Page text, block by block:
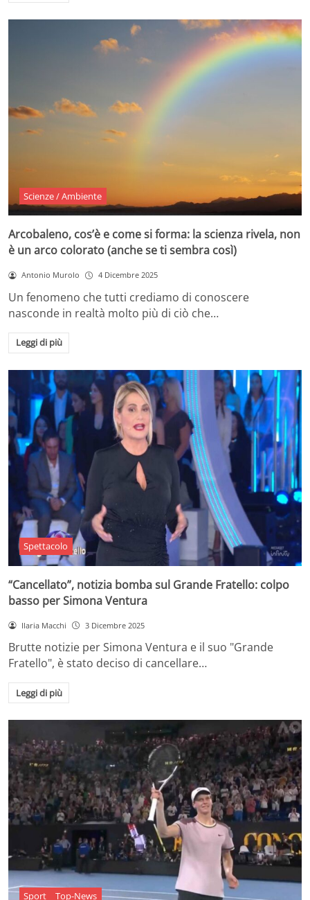
Scienze / Ambiente
Arcobaleno, cos’è e come si forma: la scienza rivela, non
è un arco colorato (anche se ti sembra così)
Antonio Murolo 4 Dicembre 2025
Un fenomeno che tutti crediamo di conoscere
nasconde in realtà molto più di ciò che…
Leggi di più
Spettacolo
“Cancellato”, notizia bomba sul Grande Fratello: colpo
basso per Simona Ventura
Ilaria Macchi 3 Dicembre 2025
Brutte notizie per Simona Ventura e il suo "Grande
Fratello", è stato deciso di cancellare…
Leggi di più
Sport Top-News